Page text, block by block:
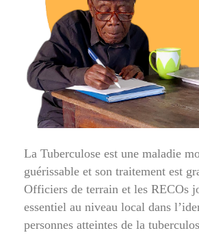
La Tuberculose est une maladie
guérissable et son traitement est
Officiers de terrain et les RECOs
essentiel au niveau local dans
personnes atteintes de la